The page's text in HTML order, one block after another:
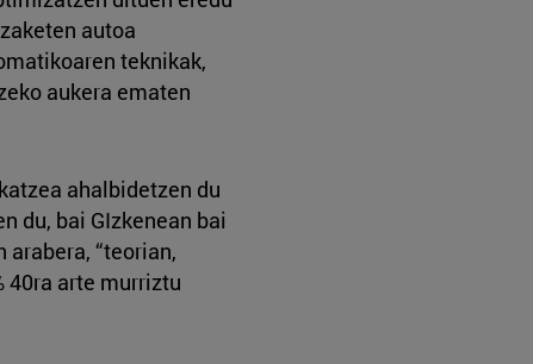
autoa
teknikak,
aukera ematen
ahalbidetzen du
du, bai GIzkenean bai
“teorian,
40ra arte murriztu